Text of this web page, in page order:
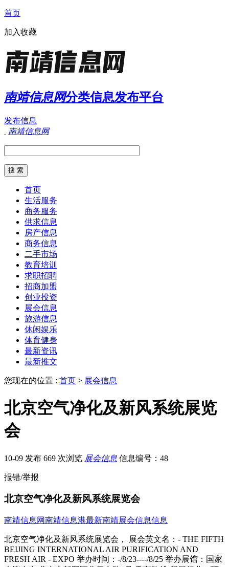
首页
加入收藏
南靖信息网分类信息发布平台
发布信息
南靖信息网
首页
生活服务
商务服务
供求信息
房产信息
商务信息
二手市场
教育培训
求职招聘
招商加盟
创业投资
展会信息
旅游信息
休闲娱乐
体育健身
最新资讯
最新推文
您现在的位置 : 首页 > 展会信息
北京空气净化及新风系统展览
会
10-09 发布 669 次浏览 展会信息 信息编号：48
报错/举报
北京空气净化及新风系统展览会
南靖信息网南靖信息港最新南靖展会信息信息
北京空气净化及新风系统展览会， 展会英文名：- THE FIFTH BEIJING INTERNATIONAL AIR PURIFICATION AND FRESH AIR - EXPO 举办时间：-/8/23----/8/25 举办展馆：国家会议中心;北京市朝阳区北辰东路8号 乘车路线 所属行业：环保水处理 展会城市：北京|北京市 主办单位：中国环境科学学会室内环境与健康分会 承办单位：北京德美瑞展览有限公司 展会面积：17500平方米 所用展厅：展厅5,展厅1,展厅2, 举办届数：5届 举办周期：一年一届 官方-：.airexpo- 参观登记 展位预订 设计搭建 本展会所属专题：其他绿色环保展会(2) 历届展会对比 展会名称 场馆 时间 面积 照片 展商数量 （延期）-北京国际新风系统、空 国家会议中心 -/8/25 11000㎡ --------- --------- -北京国际新风系统、空气净化器 国家会议中心 -/8/27 2-㎡ --------- 140家;查看 -北京空气净化及新风系统展览会 国家会议中心 -/10/28 36000㎡ --------- 253家;查看 -北京空气净化及新风系统展览会 国家会议中心 -/8/23 17500㎡ --------- 263家;查看 -北京空气净化展览会 国家会议中心 -/9/6 11000㎡ --------- 198家;查看 -北京空气净化展览会 国家会议中心 -/8/10 11000㎡ --------- 135家;查看 -北京空气净化展览会 国家会议中心 -/9/1 6500㎡ --------- 99家;查看 -北京空气净化展览会 中国国际展览中心 -/10/21 4000㎡ --------- --------- 展会简介 立足北京、辐射全国，走向国际化！欢迎全球优秀空气净化器、新风系统品牌企业参加中国空气净化行业年度盛会。-第五届北京（国际）空气净化及新风系统展览会将继续在北京国家会议中心召开，经过前四届的积累，我们举办的展会成为全国甚至全球知名的空气净化器、新风系统、室内除-产品产业链大会，也是全国经销商、-商、采购商最好的采购交流平台。我们致力于做好全行业的新产品发布会、招商会、媒体发布会、技术交流会、行业培训会，为推动呼吸健康做出自己的贡献力。;; 参展范围 空气净化器、新风系统、室内-治理产品、环境友好型电器等全产业链产品及技术。; 参展费用 国内标摊：10800元/个国外标摊：-美元/个国内特装：1080元/㎡国外特装：200美元/㎡国内企业：标展10800元/9平方米， 光地1080元/平方米。海外企业：标展-美元/9平方米，光地200美元/平方米 - 联系电话：夏一文 17701059551 010-52162482网站：.airexpo- 传真：010-83488747邮箱：airexpo@126; 展位预定： 参观咨询： --> 由于本站部分展会信息来源于会员发布及网络，不完全保证信息的的准确性、真实性，如果您有任何疑问请直接联系展会官方确认。 更多>>参展商名录 公司名称 电话 传真 邮箱